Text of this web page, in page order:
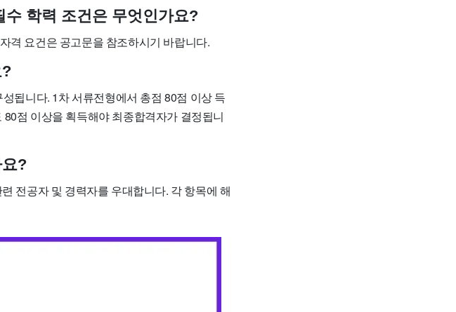
학력 조건은 무엇인가요?
격 요건은 공고문을 참조하시기 바랍니다.
됩니다. 1차 서류전형에서 총점 80점 이상 득
점 이상을 획득해야 최종합격자가 결정됩니
?
전공자 및 경력자를 우대합니다. 각 항목에 해